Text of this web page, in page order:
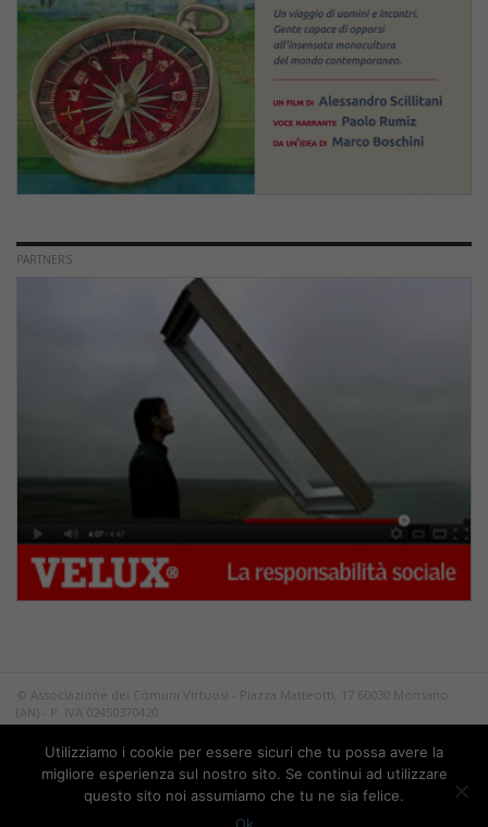
PARTNERS
© Associazione dei Comuni Virtuosi - Piazza Matteotti, 17 60030 Monsano
(AN) - P. IVA 02450370420
Tutti i diritti riservati.
PrivacyUtilizziamo i cookie per essere sicuri che tu possa avere la
migliore esperienza sul nostro sito. Se continui ad utilizzare
questo sito noi assumiamo che tu ne sia felice.